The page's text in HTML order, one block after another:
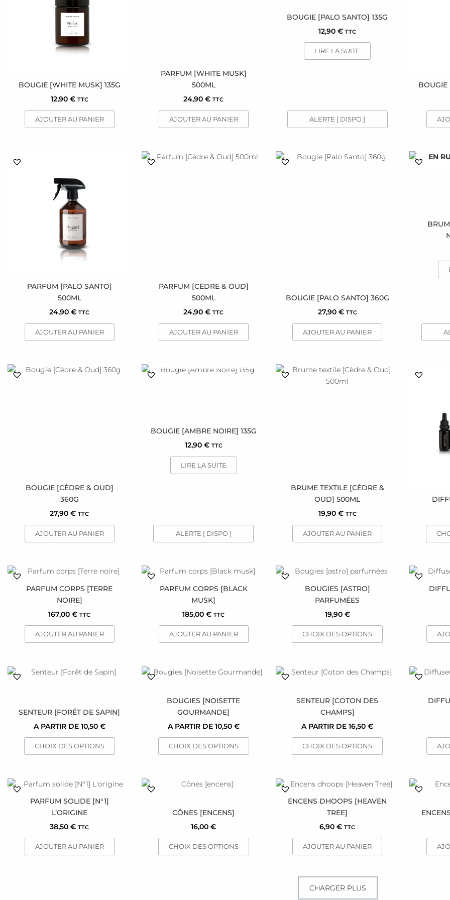
BOUGIE [WHITE MUSK] 135G
12,90 € TTC
AJOUTER AU PANIER
PARFUM [WHITE MUSK]
500ML
24,90€ TTC
AJOUTER AU PANIER
BOUGIE [PALO SANTO] 135G
12,90€ TTC
LIRE LA SUITE
ALERTE [ DISPO ]
BOUGIE
PARFUM [PALO SANTO]
500ML
24,90€ TTC
AJOUTER AU PANIER
PARFUM [CÈDRE & OUD]
500ML
24,90€ TTC
AJOUTER AU PANIER
BOUGIE [PALO SANTO] 360G
27,90 € TTC
AJOUTER AU PANIER
EN
BOUGIE [CÈDRE & OUD]
360G
27,90€ TTC
AJOUTER AU PANIER
BOUGIE [AMBRE NOIRE] 135G
12,90 € TTC
LIRE LA SUITE
ALERTE [ DISPO ]
BRUME TEXTILE [CÈDRE &
OUD] 500ML
19,90 € TTC
AJOUTER AU PANIER
PARFUM CORPS [TERRE
NOIRE]
167,00€ TTC
AJOUTER AU PANIER
PARFUM CORPS [BLACK
MUSK]
185,00€ TTC
AJOUTER AU PANIER
BOUGIES [ASTRO]
PARFUMÉES
19,90 €
CHOIX DES OPTIONS
Ce
a
plusieurs
variations.
Les
choisies
la
page
produit
SENTEUR [FORÊT DE SAPIN]
A PARTIR DE 10,50 €
CHOIX DES OPTIONS
Ce
variations.
Les
options
sur
la
page
BOUGIES [NOISETTE
GOURMANDE]
A PARTIR DE 10,50 €
CHOIX DES OPTIONS
Ce
plusieurs
variations.
Les
options
sur
page
SENTEUR [COTON DES
CHAMPS]
A PARTIR DE16,50€
CHOIX DES OPTIONS
Ce
plusieurs
variations.
Les
options
sur
la
page
PARFUM SOLIDE [N°1]
L’ORIGINE
38,50€ TTC
AJOUTER AU PANIER
CÔNES [ENCENS]
16,00€
CHOIX DES OPTIONS
Ce
plusieurs
variations.
Les
options
ENCENS DHOOPS [HEAVEN
TREE]
6,90€ TTC
AJOUTER AU PANIER
CHARGER PLUS